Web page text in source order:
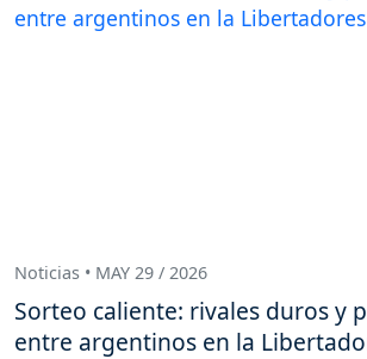
Noticias • MAY 29 / 2026
Sorteo caliente: rivales duros y
entre argentinos en la